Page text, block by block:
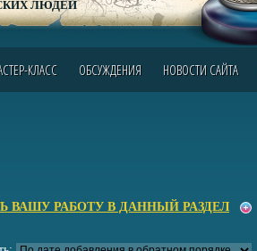
ЛЮДЕЙ
КЛАСС ОБСУЖДЕНИЯ НОВОСТИ САЙТА
ВАШУ РАБОТУ В ДАННЫЙ РАЗДЕЛ